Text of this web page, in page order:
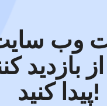
وب
بازدید
پیدا کنید!